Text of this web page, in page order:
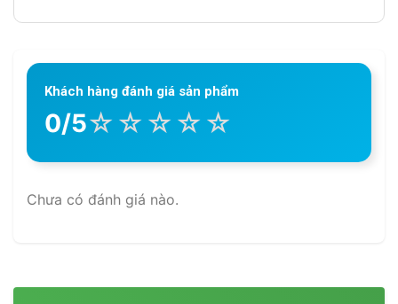
Khách hàng đánh giá sản phẩm
0/5☆ ☆ ☆ ☆ ☆
Chưa có đánh giá nào.